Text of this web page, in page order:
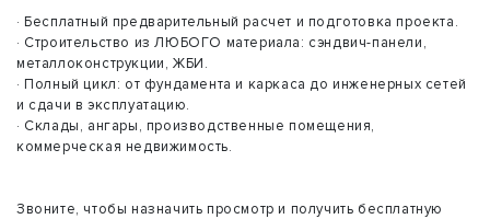
· Бесплатный предварительный расчет и подготовка проекта.
· Строительство из ЛЮБОГО материала: сэндвич-панели,
металлоконструкции, ЖБИ.
· Полный цикл: от фундамента и каркаса до инженерных сетей
и сдачи в эксплуатацию.
· Склады, ангары, производственные помещения,
коммерческая недвижимость.
Звоните, чтобы назначить просмотр и получить бесплатную